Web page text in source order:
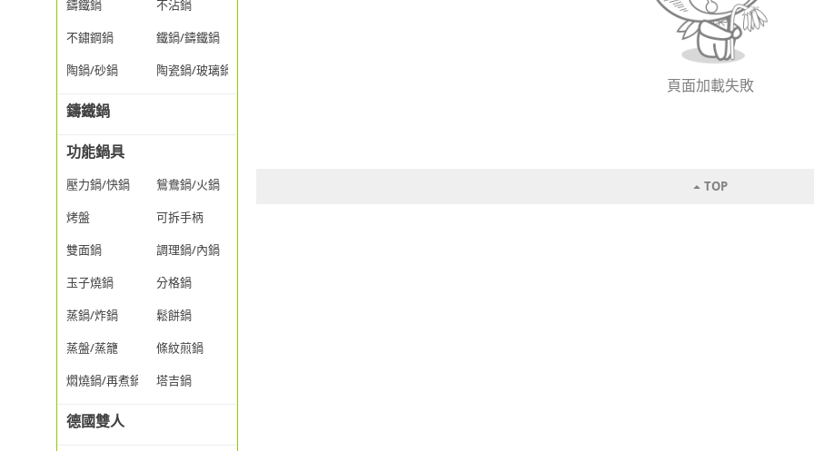
鑄鐵鍋
不沾鍋
不鏽鋼鍋
鐵鍋/鑄鐵鍋
陶鍋/砂鍋
陶瓷鍋/玻璃鍋/透明鍋
鑄鐵鍋
功能鍋具
壓力鍋/快鍋
鴛鴦鍋/火鍋
烤盤
可拆手柄
雙面鍋
調理鍋/內鍋
玉子燒鍋
分格鍋
蒸鍋/炸鍋
鬆餅鍋
蒸盤/蒸籠
條紋煎鍋
燜燒鍋/再煮鍋
塔吉鍋
德國雙人
頁面加載失敗
TOP